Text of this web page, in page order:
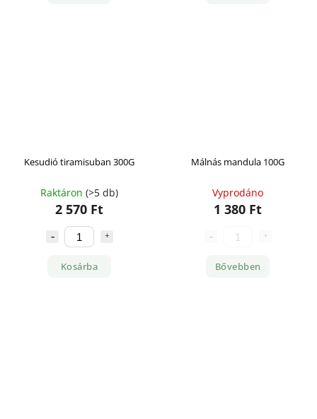
Kesudió tiramisuban 300G
Raktáron (>5 db)
2 570 Ft
Kosárba
Málnás mandula 100G
Vyprodáno
1 380 Ft
Bővebben